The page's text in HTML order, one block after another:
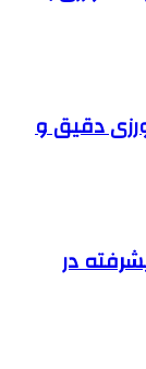
دقیق و
در